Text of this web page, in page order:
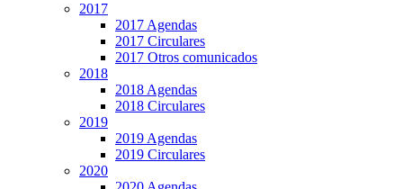
2017
2017 Agendas
2017 Circulares
2017 Otros comunicados
2018
2018 Agendas
2018 Circulares
2019
2019 Agendas
2019 Circulares
2020